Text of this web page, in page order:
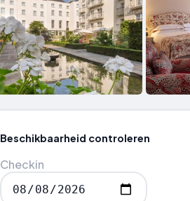
Beschikbaarheid controleren
Checkin